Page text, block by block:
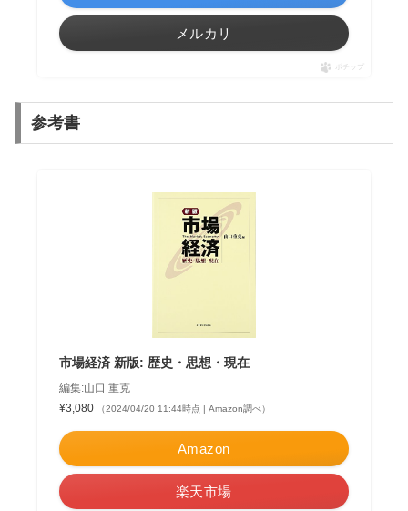
メルカリ
ポチップ
参考書
市場経済 新版: 歴史・思想・現在
編集:山口 重克
¥3,080
（2024/04/20 11:44時点 | Amazon調べ）
Amazon
楽天市場